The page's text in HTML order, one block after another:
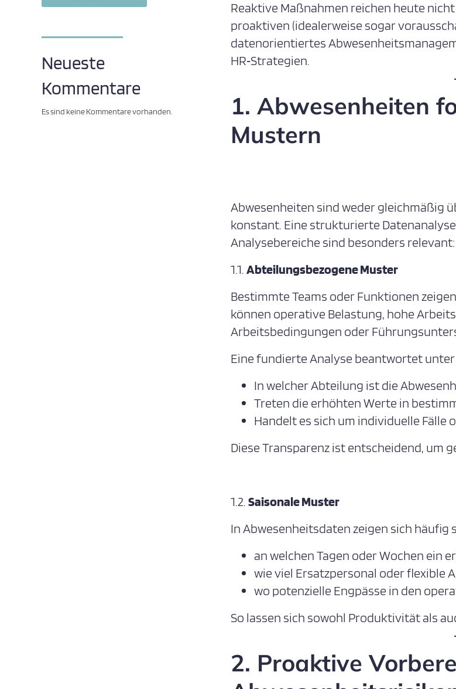
Neueste
Kommentare
Es sind keine Kommentare vorhanden.
Reaktive Maßnahmen reichen heute
proaktiven (idealerweise sogar
datenorientiertes
HR‑Strategien.
1. Abwesenheiten
Mustern
Abwesenheiten sind weder gleichmäßig
konstant. Eine strukturierte
Analysebereiche sind besonders relevant:
1.1.Abteilungsbezogene Muster
Bestimmte Teams oder Funktionen
können operative Belastung, hohe
Arbeitsbedingungen oder
Eine fundierte Analyse beantwortet
In welcher Abteilung ist die
Treten die erhöhten Werte in
Handelt es sich um individuelle Fälle
Diese Transparenz ist entscheidend, um
1.2.Saisonale Muster
In Abwesenheitsdaten zeigen sich häufig
an welchen Tagen oder Wochen ein
wie viel Ersatzpersonal oder flexible
wo potenzielle Engpässe in den
So lassen sich sowohl Produktivität als
2. Proaktive